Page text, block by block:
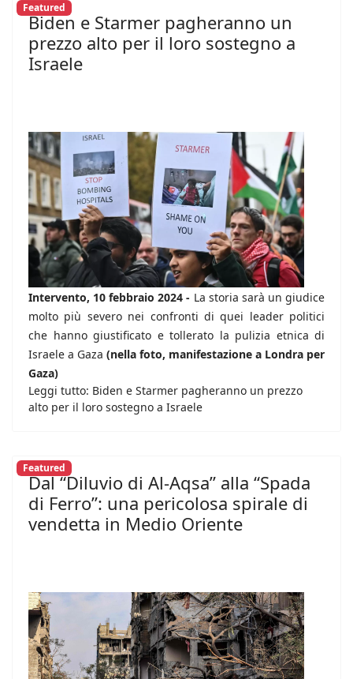
Featured
Biden e Starmer pagheranno un
prezzo alto per il loro sostegno a
Israele
Intervento, 10 febbraio 2024 - La storia sarà un giudice
molto più severo nei confronti di quei leader politici
che hanno giustificato e tollerato la pulizia etnica di
Israele a Gaza (nella foto, manifestazione a Londra per
Gaza)
Leggi tutto: Biden e Starmer pagheranno un prezzo
alto per il loro sostegno a Israele
Featured
Dal “Diluvio di Al-Aqsa” alla “Spada
di Ferro”: una pericolosa spirale di
vendetta in Medio Oriente